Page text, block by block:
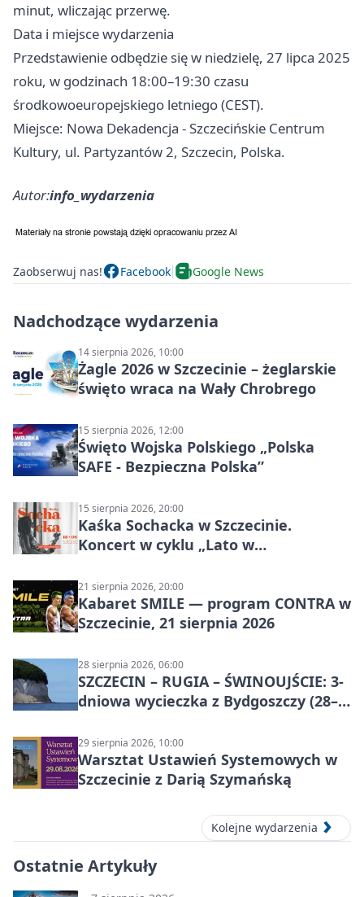
minut, wliczając przerwę.
Data i miejsce wydarzenia
Przedstawienie odbędzie się w niedzielę, 27 lipca 2025
roku, w godzinach 18:00–19:30 czasu
środkowoeuropejskiego letniego (CEST).
Miejsce: Nowa Dekadencja - Szczecińskie Centrum
Kultury, ul. Partyzantów 2, Szczecin, Polska.
Autor:info_wydarzenia
Zaobserwuj nas! Facebook Google News
Nadchodzące wydarzenia
14 sierpnia 2026, 10:00
Żagle 2026 w Szczecinie – żeglarskie
święto wraca na Wały Chrobrego
15 sierpnia 2026, 12:00
Święto Wojska Polskiego „Polska
SAFE - Bezpieczna Polska”
15 sierpnia 2026, 20:00
Kaśka Sochacka w Szczecinie.
Koncert w cyklu „Lato w
21 sierpnia 2026, 20:00
Kabaret SMILE — program CONTRA w
Szczecinie, 21 sierpnia 2026
28 sierpnia 2026, 06:00
SZCZECIN – RUGIA – ŚWINOUJŚCIE: 3-
dniowa wycieczka z Bydgoszczy (28–
29 sierpnia 2026, 10:00
Warsztat Ustawień Systemowych w
Szczecinie z Darią Szymańską
Kolejne wydarzenia
Ostatnie Artykuły